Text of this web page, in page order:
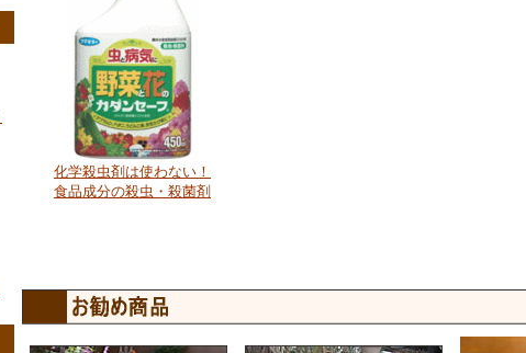
化学殺虫剤は使わない！
食品成分の殺虫・殺菌剤